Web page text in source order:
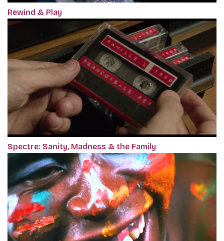
Rewind & Play
Spectre: Sanity, Madness & the Family